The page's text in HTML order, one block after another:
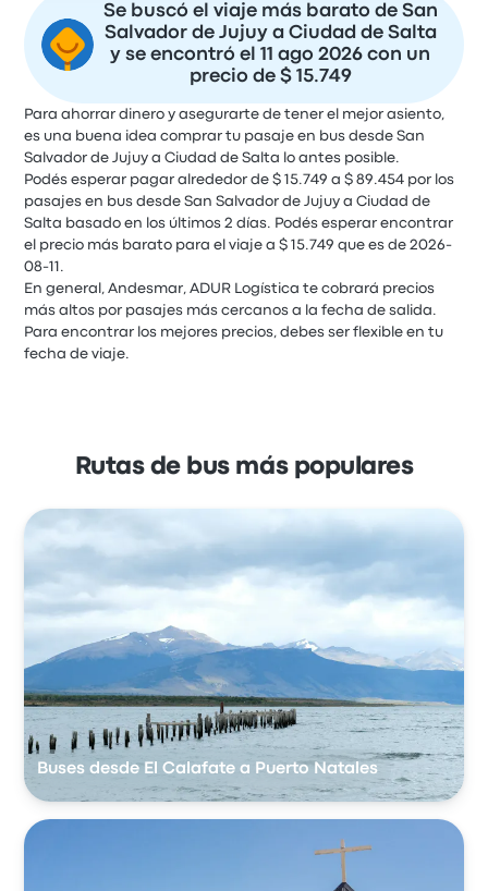
Se buscó el viaje más barato de San
Salvador de Jujuy a Ciudad de Salta
y se encontró el 11 ago 2026 con un
precio de $ 15.749
Para ahorrar dinero y asegurarte de tener el mejor asiento,
es una buena idea comprar tu pasaje en bus desde San
Salvador de Jujuy a Ciudad de Salta lo antes posible.
Podés esperar pagar alrededor de $ 15.749 a $ 89.454 por los
pasajes en bus desde San Salvador de Jujuy a Ciudad de
Salta basado en los últimos 2 días. Podés esperar encontrar
el precio más barato para el viaje a $ 15.749 que es de 2026-
08-11.
En general, Andesmar, ADUR Logística te cobrará precios
más altos por pasajes más cercanos a la fecha de salida.
Para encontrar los mejores precios, debes ser flexible en tu
fecha de viaje.
Rutas de bus más populares
Buses desde El Calafate a Puerto Natales